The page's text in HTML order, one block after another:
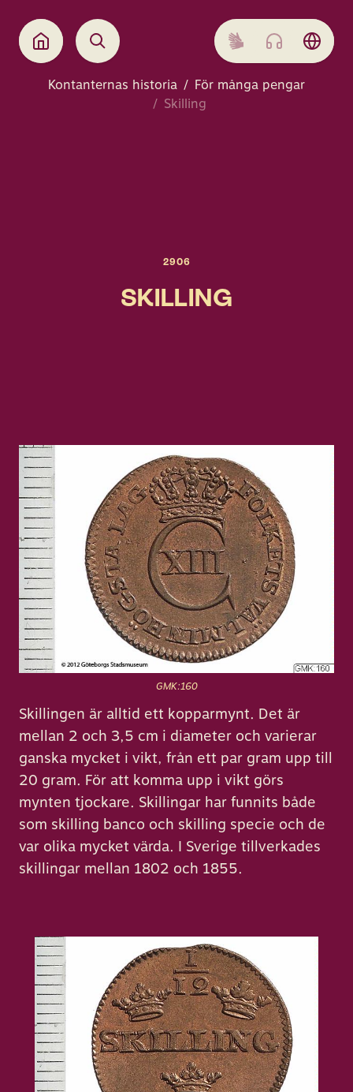
Kontanternas historia
För många pengar
Skilling
2906
SKILLING
GMK:160
Skillingen är alltid ett kopparmynt. Det är
mellan 2 och 3,5 cm i diameter och varierar
ganska mycket i vikt, från ett par gram upp till
20 gram. För att komma upp i vikt görs
mynten tjockare. Skillingar har funnits både
som skilling banco och skilling specie och de
var olika mycket värda. I Sverige tillverkades
skillingar mellan 1802 och 1855.